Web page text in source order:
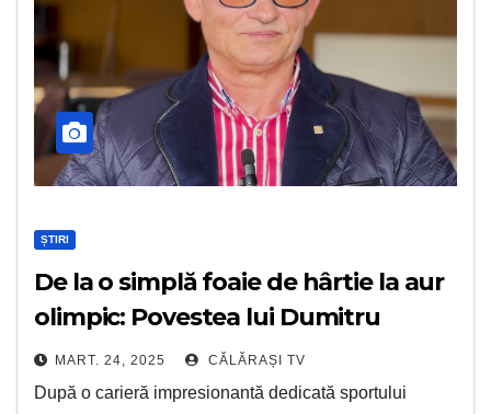
ȘTIRI
De la o simplă foaie de hârtie la aur
olimpic: Povestea lui Dumitru
Chirilă
MART. 24, 2025 CĂLĂRAȘI TV
După o carieră impresionantă dedicată sportului